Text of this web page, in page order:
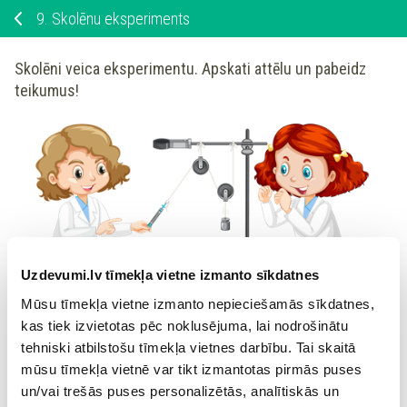
Uzdevumi.lv tīmekļa vietne izmanto sīkdatnes
Mūsu tīmekļa vietne izmanto nepieciešamās sīkdatnes,
kas tiek izvietotas pēc noklusējuma, lai nodrošinātu
tehniski atbilstošu tīmekļa vietnes darbību. Tai skaitā
mūsu tīmekļa vietnē var tikt izmantotas pirmās puses
un/vai trešās puses personalizētās, analītiskās un
9. Skolēnu eksperiments
Skolēni veica eksperimentu. Apskati attēlu un pabeidz
teikumus!
Eksperimenta laikā tika izmantots vienkāršais mehānisms -
. Pirms eksperimenta skolēni izvirzīja
pētāmo jautājumu -